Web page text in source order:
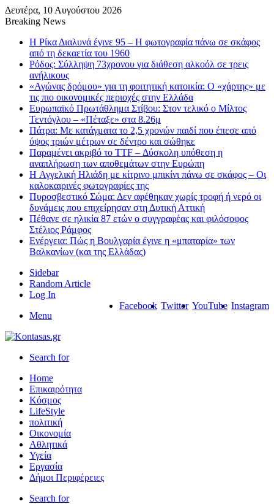
Δευτέρα, 10 Αυγούστου 2026
Breaking News
Η Ρίκα Διαλυνά έγινε 95 – Η φωτογραφία πάνω σε σκάφος
από τη δεκαετία του 1960
Ρόδος: Σύλληψη 73χρονου για διάθεση αλκοόλ σε τρεις
ανήλικους
«Αγώνας δρόμου» για τη φοιτητική κατοικία: Ο «χάρτης» με
τις πιο οικονομικές περιοχές στην Ελλάδα
Ευρωπαϊκό Πρωτάθλημα Στίβου: Στον τελικό ο Μίλτος
Τεντόγλου – «Πέταξε» στα 8.26μ
Πάτρα: Με κατάγματα το 2,5 χρονών παιδί που έπεσε από
ύψος τριών μέτρων σε δέντρο και σώθηκε
Παραμένει ακριβό το TTF – Δύσκολη υπόθεση η
αναπλήρωση των αποθεμάτων στην Ευρώπη
H Αγγελική Ηλιάδη με κίτρινο μπικίνι πάνω σε σκάφος – Οι
καλοκαιρινές φωτογραφίες της
Πυροσβεστικό Σώμα: Δεν αφέθηκαν χωρίς τροφή ή νερό οι
δυνάμεις που επιχείρησαν στη Δυτική Αττική
Πέθανε σε ηλικία 87 ετών ο συγγραφέας και φιλόσοφος
Στέλιος Ράμφος
Ενέργεια: Πώς η Βουλγαρία έγινε η «μπαταρία» των
Βαλκανίων (και της Ελλάδας)
Sidebar
Random Article
Log In
Instagram
YouTube
Twitter
Facebook
Menu
Search for
Home
Επικαιρότητα
Κόσμος
LifeStyle
πολιτική
Οικονομία
Αθλητικά
Υγεία
Εργασία
Δήμοι Περιφέρειες
Search for